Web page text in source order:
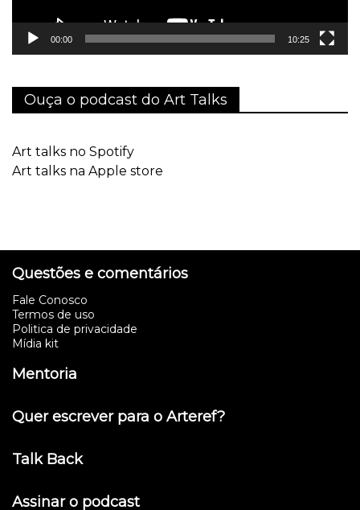
00:00 10:25
Ouça o podcast do Art Talks
Art talks no Spotify
Art talks na Apple store
Questões e comentários
Fale Conosco
Termos de uso
Politica de privacidade
Mídia kit
Mentoria
Quer escrever para o Arteref?
Talk Back
Assinar o podcast